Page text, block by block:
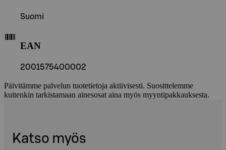
Suomi
EAN
2001575400002
Päivitämme palvelun tuotetietoja aktiivisesti. Suosittelemme
kuitenkin tarkistamaan ainesosat aina myös myyntipakkauksesta.
Katso myös